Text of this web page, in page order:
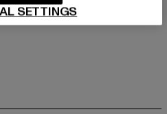
SETTINGS